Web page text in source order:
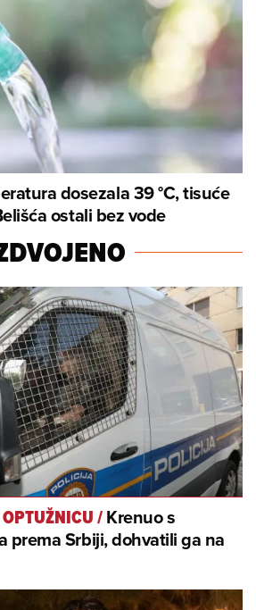
dosezala 39 °C, tisuće
ostali bez vode
/Krenuo s
prema Srbiji, dohvatili ga na